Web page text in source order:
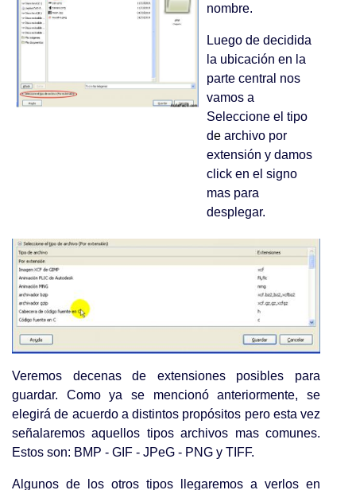
nombre.
Luego de decidida
la ubicación en la
parte central nos
vamos a
Seleccione el tipo
de archivo por
extensión y damos
click en el signo
mas para
desplegar.
Veremos decenas de extensiones posibles para
guardar. Como ya se mencionó anteriormente, se
elegirá de acuerdo a distintos propósitos pero esta vez
señalaremos aquellos tipos archivos mas comunes.
Estos son: BMP - GIF - JPeG - PNG y TIFF.
Algunos de los otros tipos llegaremos a verlos en